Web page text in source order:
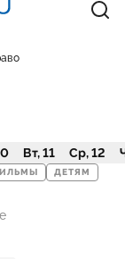
Вт, 11 Ср, 12
ДЕТЯМ